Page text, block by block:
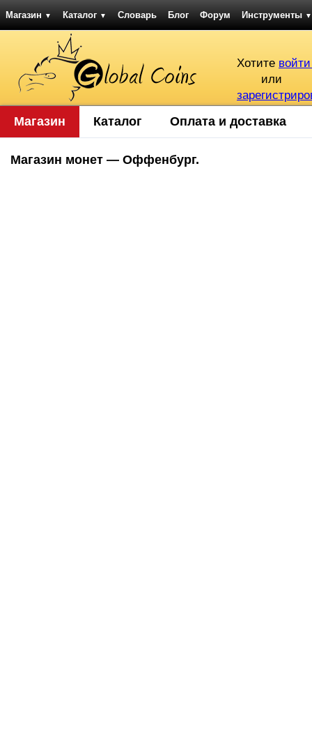
Магазин ▼ Каталог ▼ Словарь Блог Форум Инструменты ▼
Хотите
или
Магазин Каталог Оплата и доставка
Магазин монет — Оффенбург.